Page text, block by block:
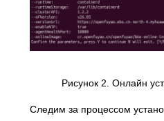
Рисунок 2. Онлайн
Следим за процессом